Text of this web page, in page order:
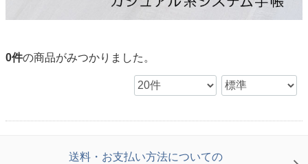
0件の商品がみつかりました。
送料・お支払い方法についての